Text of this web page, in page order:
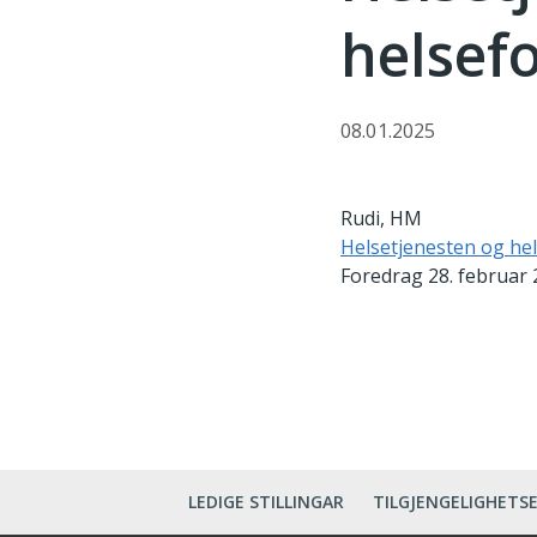
08.01.2025
Rudi, HM
Helsetjenesten og
Foredrag 28. februar
LEDIGE STILLINGAR